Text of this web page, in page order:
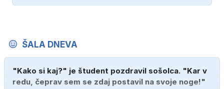
ŠALA DNEVA
"Kako si kaj?" je študent pozdravil sošolca. "Kar v
redu, čeprav sem se zdaj postavil na svoje noge!"